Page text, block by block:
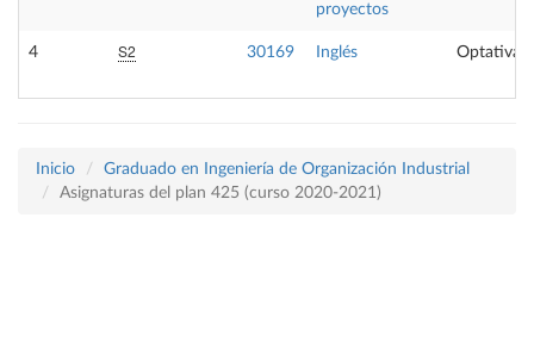
proyectos
4 S2 30169 Inglés Optativa
Inicio
Graduado en Ingeniería de Organización Industrial
Asignaturas del plan 425 (curso 2020-2021)